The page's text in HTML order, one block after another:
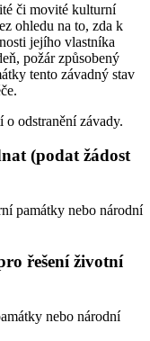
či movité kulturní
ohledu na to, zda k
jejího vlastníka
požár způsobený
tento závadný stav
o odstranění závady.
(podat žádost
památky nebo národní
řešení životní
nebo národní